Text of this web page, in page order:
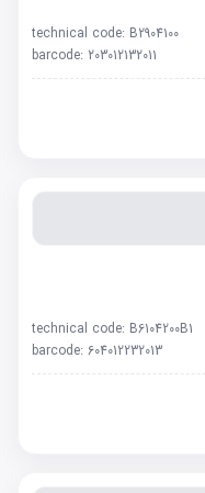
technical code: B2904100
barcode: 203012132011
technical code: B6104200B1
barcode: 604012232013